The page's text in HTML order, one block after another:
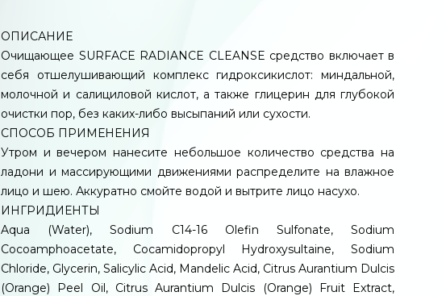
ОПИСАНИЕ
Очищающее SURFACE RADIANCE CLEANSE средство включает в
себя отшелушивающий комплекс гидроксикислот: миндальной,
молочной и салициловой кислот, а также глицерин для глубокой
очистки пор, без каких-либо высыпаний или сухости.
СПОСОБ ПРИМЕНЕНИЯ
Утром и вечером нанесите небольшое количество средства на
ладони и массирующими движениями распределите на влажное
лицо и шею. Аккуратно смойте водой и вытрите лицо насухо.
ИНГРИДИЕНТЫ
Aqua (Water), Sodium C14-16 Olefin Sulfonate, Sodium
Cocoamphoacetate, Cocamidopropyl Hydroxysultaine, Sodium
Chloride, Glycerin, Salicylic Acid, Mandelic Acid, Citrus Aurantium Dulcis
(Orange) Peel Oil, Citrus Aurantium Dulcis (Orange) Fruit Extract,